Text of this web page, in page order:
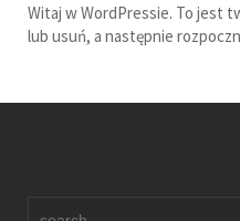
Witaj w WordPressie. To jest
lub usuń, a następnie